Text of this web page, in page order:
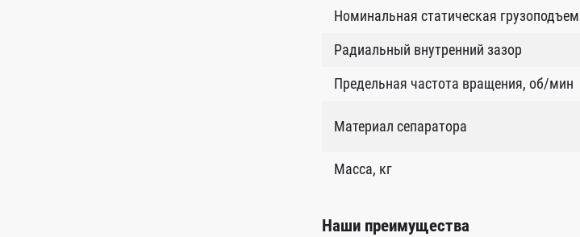
Номинальная статическая
Радиальный внутренний зазор
Предельная частота вращения, об/мин
Материал сепаратора
Масса, кг
Наши преимущества